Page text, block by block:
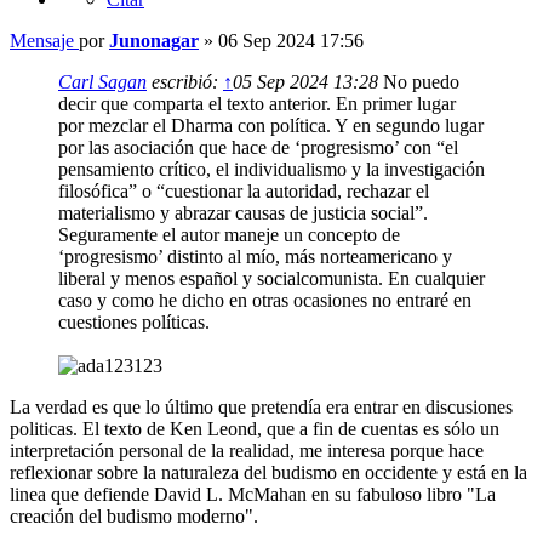
Mensaje porJunonagar » 06 Sep 2024 17:56
Carl Sagan escribió: ↑05 Sep 2024 13:28 No puedo
decir que comparta el texto anterior. En primer lugar
por mezclar el Dharma con política. Y en segundo lugar
por las asociación que hace de ‘progresismo’ con “el
pensamiento crítico, el individualismo y la investigación
filosófica” o “cuestionar la autoridad, rechazar el
materialismo y abrazar causas de justicia social”.
Seguramente el autor maneje un concepto de
‘progresismo’ distinto al mío, más norteamericano y
liberal y menos español y socialcomunista. En cualquier
caso y como he dicho en otras ocasiones no entraré en
cuestiones políticas.
La verdad es que lo último que pretendía era entrar en discusiones
politicas. El texto de Ken Leond, que a fin de cuentas es sólo un
interpretación personal de la realidad, me interesa porque hace
reflexionar sobre la naturaleza del budismo en occidente y está en la
linea que defiende David L. McMahan en su fabuloso libro "La
creación del budismo moderno".